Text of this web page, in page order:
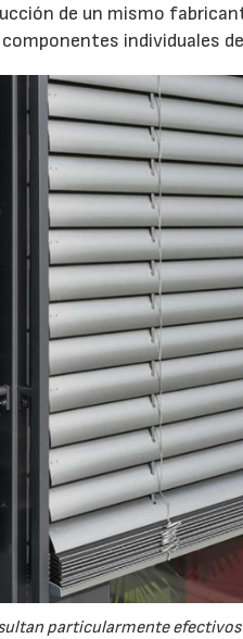
de un mismo
individuales
particularmente